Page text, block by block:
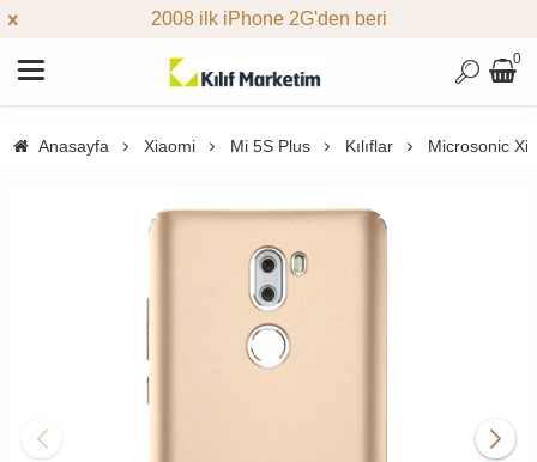
2008 ilk iPhone 2G'den beri
0
Anasayfa Xiaomi Mi 5S Plus Kılıflar Microsonic